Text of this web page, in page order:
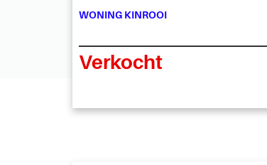
WONING KINROOI
Verkocht